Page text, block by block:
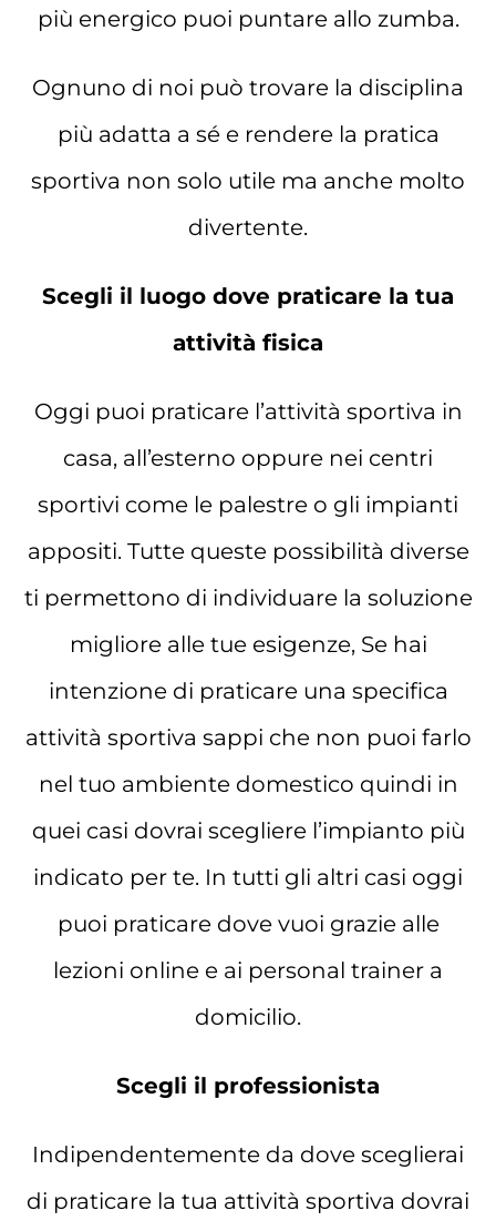
più energico puoi puntare allo zumba.
Ognuno di noi può trovare la disciplina
più adatta a sé e rendere la pratica
sportiva non solo utile ma anche molto
divertente.
Scegli il luogo dove praticare la tua
attività fisica
Oggi puoi praticare l’attività sportiva in
casa, all’esterno oppure nei centri
sportivi come le palestre o gli impianti
appositi. Tutte queste possibilità diverse
ti permettono di individuare la soluzione
migliore alle tue esigenze, Se hai
intenzione di praticare una specifica
attività sportiva sappi che non puoi farlo
nel tuo ambiente domestico quindi in
quei casi dovrai scegliere l’impianto più
indicato per te. In tutti gli altri casi oggi
puoi praticare dove vuoi grazie alle
lezioni online e ai personal trainer a
domicilio.
Scegli il professionista
Indipendentemente da dove sceglierai
di praticare la tua attività sportiva dovrai